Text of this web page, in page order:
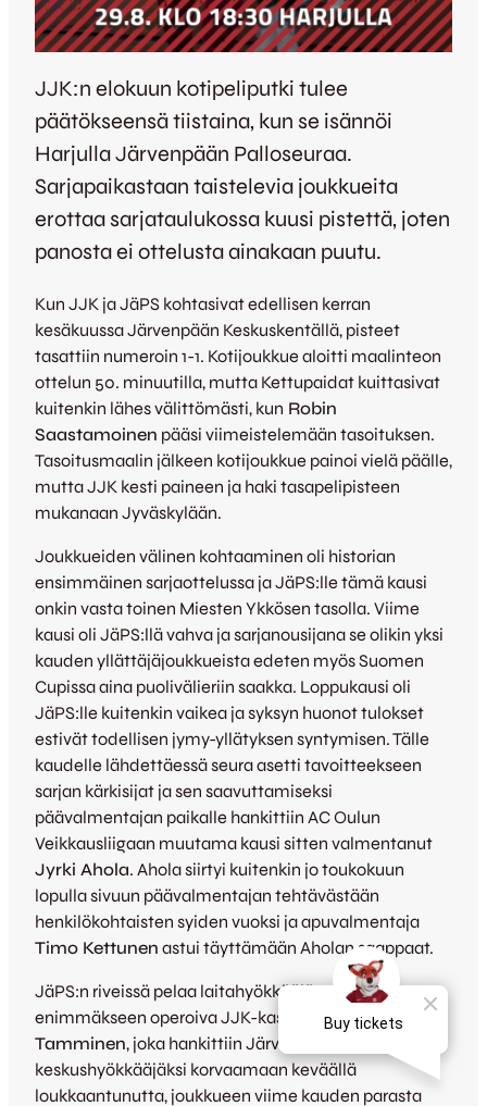
JJK:n elokuun kotipeliputki tulee
päätökseensä tiistaina, kun se isännöi
Harjulla Järvenpään Palloseuraa.
Sarjapaikastaan taistelevia joukkueita
erottaa sarjataulukossa kuusi pistettä, joten
panosta ei ottelusta ainakaan puutu.
Kun JJK ja JäPS kohtasivat edellisen kerran
kesäkuussa Järvenpään Keskuskentällä, pisteet
tasattiin numeroin 1-1. Kotijoukkue aloitti maalinteon
ottelun 50. minuutilla, mutta Kettupaidat kuittasivat
kuitenkin lähes välittömästi, kun Robin
Saastamoinen pääsi viimeistelemään tasoituksen.
Tasoitusmaalin jälkeen kotijoukkue painoi vielä päälle,
mutta JJK kesti paineen ja haki tasapelipisteen
mukanaan Jyväskylään.
Joukkueiden välinen kohtaaminen oli historian
ensimmäinen sarjaottelussa ja JäPS:lle tämä kausi
onkin vasta toinen Miesten Ykkösen tasolla. Viime
kausi oli JäPS:llä vahva ja sarjanousijana se olikin yksi
kauden yllättäjäjoukkueista edeten myös Suomen
Cupissa aina puolivälieriin saakka. Loppukausi oli
JäPS:lle kuitenkin vaikea ja syksyn huonot tulokset
estivät todellisen jymy-yllätyksen syntymisen. Tälle
kaudelle lähdettäessä seura asetti tavoitteekseen
sarjan kärkisijat ja sen saavuttamiseksi
päävalmentajan paikalle hankittiin AC Oulun
Veikkausliigaan muutama kausi sitten valmentanut
Jyrki Ahola. Ahola siirtyi kuitenkin jo toukokuun
lopulla sivuun päävalmentajan tehtävästään
henkilökohtaisten syiden vuoksi ja apuvalmentaja
Timo Kettunen astui täyttämään Aholan saappaat.
JäPS:n riveissä pelaa laitahyökkääjän paikalla
enimmäkseen operoiva JJK-kasvatti Eero
Tamminen, joka hankittiin Järvenpäähän
keskushyökkääjäksi korvaamaan keväällä
loukkaantunutta, joukkueen viime kauden parasta